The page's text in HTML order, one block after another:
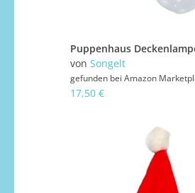
von Songelt
gefunden bei Amazon
17,50 €